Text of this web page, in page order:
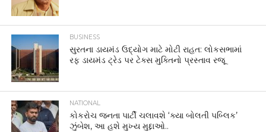
BUSINESS
સુરતના ડાયમંડ ઉદ્યોગ માટે મોટી રાહત: લોકસભામાં
રફ ડાયમંડ ટ્રેડ પર ટેક્સ મુક્તિનો પ્રસ્તાવ રજૂ
NATIONAL
કોકરોચ જનતા પાર્ટી ચલાવશે ‘ક્યા બોલતી પબ્લિક’
ઝુંબેશ, આ હશે મુખ્ય મુદ્દાઓ..